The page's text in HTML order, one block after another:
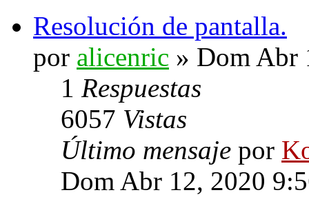
Resolución de pantalla.
por alicenric » Dom Abr
1 Respuestas
6057 Vistas
Último mensaje por
Dom Abr 12, 2020